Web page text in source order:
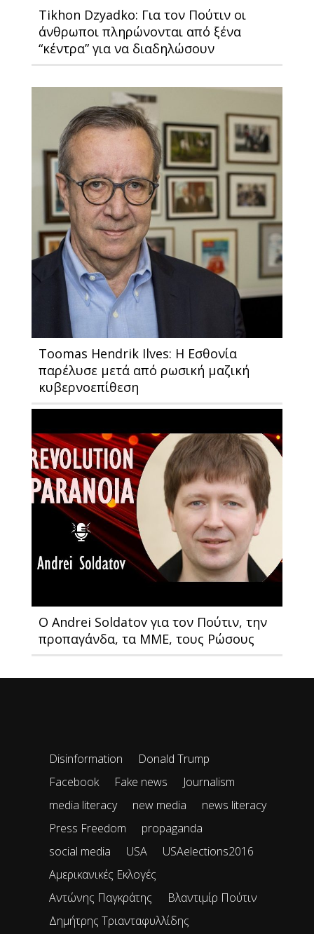
Tikhon Dzyadko: Για τον Πούτιν οι
άνθρωποι πληρώνονται από ξένα
“κέντρα” για να διαδηλώσουν
Toomas Hendrik Ilves: Η Εσθονία
παρέλυσε μετά από ρωσική μαζική
κυβερνοεπίθεση
Ο Andrei Soldatov για τον Πούτιν, την
προπαγάνδα, τα ΜΜΕ, τους Ρώσους
Disinformation
Donald Trump
Facebook
Fake news
Journalism
media literacy
new media
news literacy
Press Freedom
propaganda
social media
USA
USAelections2016
Αμερικανικές Εκλογές
Αντώνης Παγκράτης
Βλαντιμίρ Πούτιν
Δημήτρης Τριανταφυλλίδης